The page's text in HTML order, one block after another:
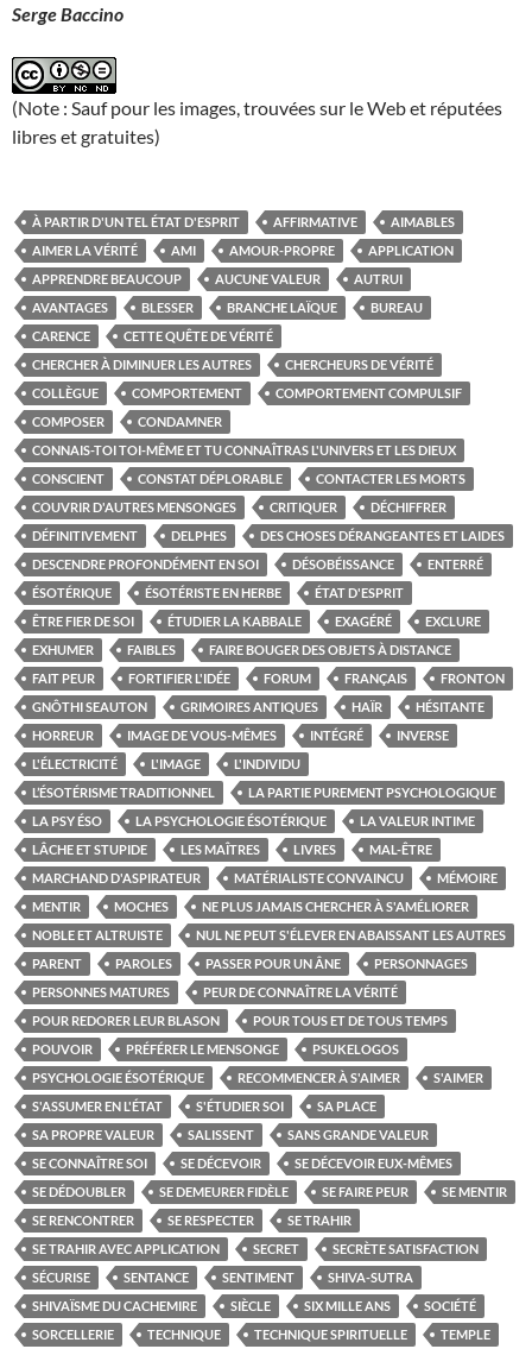
Serge Baccino
(Note : Sauf pour les images, trouvées sur le Web et réputées
libres et gratuites)
À PARTIR D'UN TEL ÉTAT D'ESPRIT AFFIRMATIVE
AIMABLES
AIMER LA VÉRITÉ
AMI AMOUR-PROPRE
APPLICATION
APPRENDRE BEAUCOUP
AUCUNE VALEUR
AUTRUI
AVANTAGES
BLESSER BRANCHE LAÏQUE
BUREAU
CARENCE
CETTE QUÊTE DE VÉRITÉ
CHERCHER À DIMINUER LES AUTRES
CHERCHEURS DE VÉRITÉ
COLLÈGUE
COMPORTEMENT
COMPORTEMENT COMPULSIF
COMPOSER
CONDAMNER
CONNAIS-TOI TOI-MÊME ET TU CONNAÎTRAS L'UNIVERS ET LES DIEUX
CONSCIENT
CONSTAT DÉPLORABLE
CONTACTER LES MORTS
COUVRIR D'AUTRES MENSONGES
CRITIQUER
DÉCHIFFRER
DÉFINITIVEMENT
DELPHES
DES CHOSES DÉRANGEANTES ET LAIDES
DESCENDRE PROFONDÉMENT EN SOI
DÉSOBÉISSANCE
ENTERRÉ
ÉSOTÉRIQUE
ÉSOTÉRISTE EN HERBE
ÉTAT D'ESPRIT
ÊTRE FIER DE SOI
ÉTUDIER LA KABBALE EXAGÉRÉ
EXCLURE
EXHUMER
FAIBLES
FAIRE BOUGER DES OBJETS À DISTANCE
FAIT PEUR
FORTIFIER L'IDÉE FORUM FRANÇAIS
FRONTON
GNÔTHI SEAUTON
GRIMOIRES ANTIQUES HAÏR
HÉSITANTE
HORREUR
IMAGE DE VOUS-MÊMES INTÉGRÉ
INVERSE
L'ÉLECTRICITÉ
L'IMAGE
L'INDIVIDU
L’ÉSOTÉRISME TRADITIONNEL
LA PARTIE PUREMENT PSYCHOLOGIQUE
LA PSY ÉSO
LA PSYCHOLOGIE ÉSOTÉRIQUE
LA VALEUR INTIME
LÂCHE ET STUPIDE
LES MAÎTRES LIVRES
MAL-ÊTRE
MARCHAND D'ASPIRATEUR
MATÉRIALISTE CONVAINCU
MÉMOIRE
MENTIR
MOCHES
NE PLUS JAMAIS CHERCHER À S'AMÉLIORER
NOBLE ET ALTRUISTE
NUL NE PEUT S'ÉLEVER EN ABAISSANT LES AUTRES
PARENT
PAROLES PASSER POUR UN ÂNE
PERSONNAGES
PERSONNES MATURES
PEUR DE CONNAÎTRE LA VÉRITÉ
POUR REDORER LEUR BLASON
POUR TOUS ET DE TOUS TEMPS
POUVOIR
PRÉFÉRER LE MENSONGE
PSUKELOGOS
PSYCHOLOGIE ÉSOTÉRIQUE
RECOMMENCER À S'AIMER
S'AIMER
S'ASSUMER EN L'ÉTAT
S'ÉTUDIER SOI
SA PLACE
SA PROPRE VALEUR
SALISSENT
SANS GRANDE VALEUR
SE CONNAÎTRE SOI
SE DÉCEVOIR
SE DÉCEVOIR EUX-MÊMES
SE DÉDOUBLER
SE DEMEURER FIDÈLE SE FAIRE PEUR
SE MENTIR
SE RENCONTRER
SE RESPECTER
SE TRAHIR
SE TRAHIR AVEC APPLICATION
SECRET
SECRÈTE SATISFACTION
SÉCURISE
SENTANCE SENTIMENT
SHIVA-SUTRA
SHIVAÏSME DU CACHEMIRE
SIÈCLE SIX MILLE ANS
SOCIÉTÉ
SORCELLERIE
TECHNIQUE TECHNIQUE SPIRITUELLE TEMPLE